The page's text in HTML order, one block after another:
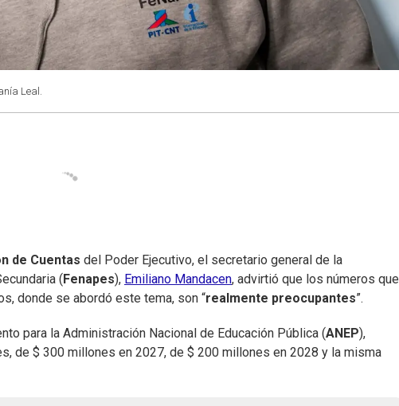
Leal.
de Cuentas del Poder Ejecutivo, el secretario general de la
( Fenapes), Emiliano Mandacen, advirtió que los números que
donde se abordó este tema, son “realmente preocupantes”.
para la Administración Nacional de Educación Pública (ANEP),
de $ 300 millones en 2027, de $ 200 millones en 2028 y la misma